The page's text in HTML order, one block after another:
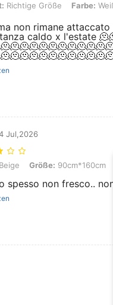
Größe, Farbe: Weißer
Richtige Größe Farbe:
non rimane
caldo x l'estate
Jul,2026
Größe: 90cm*160cm
Beige Größe: 90cm*160cm
spesso non fresco..